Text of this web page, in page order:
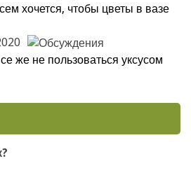
хочется, чтобы цветы в вазе
же не пользоваться уксусом